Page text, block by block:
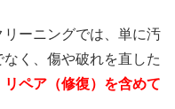
ーニングでは、単に汚
く、傷や破れを直した
リペア（修復）を含めて